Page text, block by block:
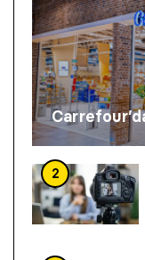
2